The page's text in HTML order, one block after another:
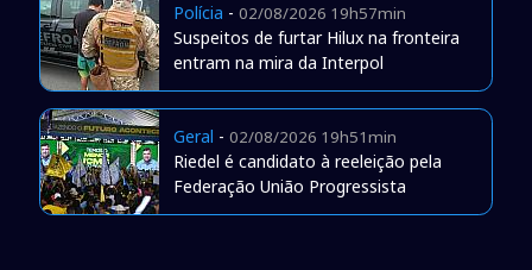
Polícia - 02/08/2026 19h57min
Suspeitos de furtar Hilux na fronteira
entram na mira da Interpol
Geral - 02/08/2026 19h51min
Riedel é candidato à reeleição pela
Federação União Progressista